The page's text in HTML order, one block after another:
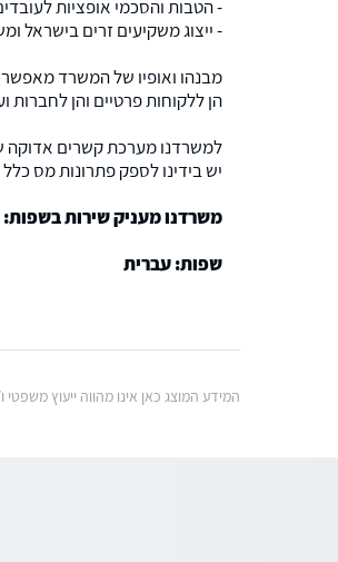
- הטבות והסכמי אופציות
- ייצוג משקיעים זרים בישראל
מבנהו ואופיו של המשרד
הן ללקוחות פרטיים והן לחברות
למשרדנו מערכת קשרים אדוקה
יש בידינו לספק פתרונות מס כלל
משרדנו מעניק שירות
שפות: עברית
המידע המוצג כאן אינו מהווה ייעוץ